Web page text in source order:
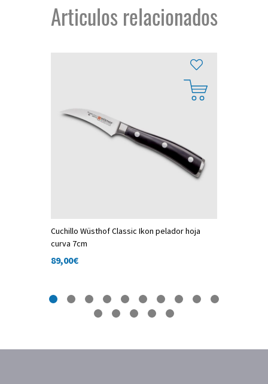
Articulos relacionados
Cuchillo Wüsthof Classic Ikon pelador hoja
curva 7cm
89,00€